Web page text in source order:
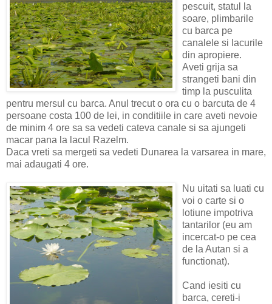
pescuit, statul la
soare, plimbarile
cu barca pe
canalele si lacurile
din apropiere.
Aveti grija sa
strangeti bani din
timp la pusculita
pentru mersul cu barca. Anul trecut o ora cu o barcuta de 4
persoane costa 100 de lei, in conditiile in care aveti nevoie
de minim 4 ore sa sa vedeti cateva canale si sa ajungeti
macar pana la lacul Razelm.
Daca vreti sa mergeti sa vedeti Dunarea la varsarea in mare,
mai adaugati 4 ore.
Nu uitati sa luati cu
voi o carte si o
lotiune impotriva
tantarilor (eu am
incercat-o pe cea
de la Autan si a
functionat).
Cand iesiti cu
barca, cereti-i